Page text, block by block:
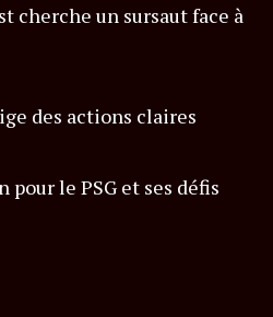
cherche un sursaut face à
des actions claires
pour le PSG et ses défis